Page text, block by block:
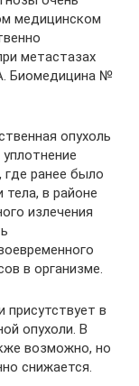
медицинском
метастазах
Биомедицина №
опухоль
ранее было
тела, в районе
излечения
в организме.
в
опухоли. В
возможно, но
снижается.